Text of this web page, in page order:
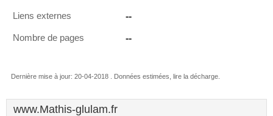
Liens externes --
Nombre de pages --
Dernière mise à jour: 20-04-2018 . Données estimées, lire la décharge.
www.Mathis-glulam.fr